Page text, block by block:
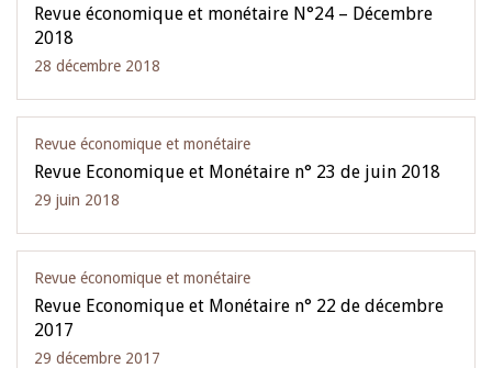
Revue économique et monétaire N°24 – Décembre
2018
28 décembre 2018
Revue économique et monétaire
Revue Economique et Monétaire n° 23 de juin 2018
29 juin 2018
Revue économique et monétaire
Revue Economique et Monétaire n° 22 de décembre
2017
29 décembre 2017